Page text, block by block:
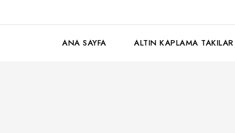
ANA SAYFA ALTIN KAPLAMA TAKILAR